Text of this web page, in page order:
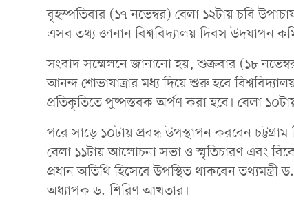
বৃহস্পতিবার (১৭ নভেম্বর) বেলা ১২টায় চবি
এসব তথ্য জানান বিশ্ববিদ্যালয় দিবস উদযাপন
সংবাদ সম্মেলনে জানানো হয়, শুক্রবার (১৮
আনন্দ শোভাযাত্রার মধ্য দিয়ে শুরু হবে
প্রতিকৃতিতে পুষ্পস্তবক অর্পণ করা হবে। বেলা
পরে সাড়ে ১০টায় প্রবন্ধ উপস্থাপন করবেন
বেলা ১১টায় আলোচনা সভা ও স্মৃতিচারণ এবং
প্রধান অতিথি হিসেবে উপস্থিত থাকবেন
অধ্যাপক ড. শিরিণ আখতার।